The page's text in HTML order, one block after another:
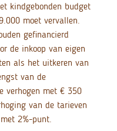
kindgebonden budget
moet vervallen.
gefinancierd
de inkoop van eigen
als het uitkeren van
van de
verhogen met € 350
van de tarieven
2%-punt.